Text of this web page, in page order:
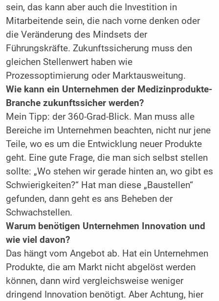
sein, das kann aber auch die Investition in
Mitarbeitende sein, die nach vorne denken oder
die Veränderung des Mindsets der
Führungskräfte. Zukunftssicherung muss den
gleichen Stellenwert haben wie
Prozessoptimierung oder Marktausweitung.
Wie kann ein Unternehmen der Medizinprodukte-
Branche zukunftssicher werden?
Mein Tipp: der 360-Grad-Blick. Man muss alle
Bereiche im Unternehmen beachten, nicht nur jene
Teile, wo es um die Entwicklung neuer Produkte
geht. Eine gute Frage, die man sich selbst stellen
sollte: „Wo stehen wir gerade hinten an, wo gibt es
Schwierigkeiten?“ Hat man diese „Baustellen“
gefunden, dann geht es ans Beheben der
Schwachstellen.
Warum benötigen Unternehmen Innovation und
wie viel davon?
Das hängt vom Angebot ab. Hat ein Unternehmen
Produkte, die am Markt nicht abgelöst werden
können, dann wird vergleichsweise weniger
dringend Innovation benötigt. Aber Achtung, hier